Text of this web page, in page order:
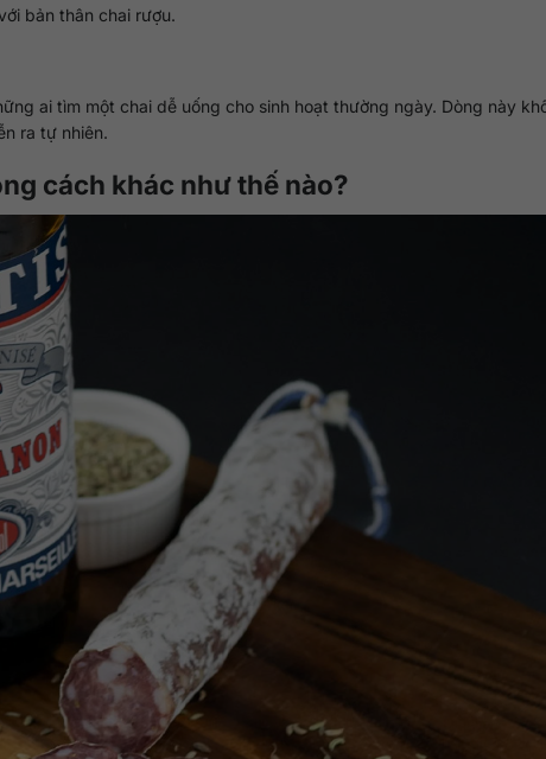
bản thân chai rượu.
ai tìm một chai dễ uống cho sinh hoạt thường ngày. Dòng này
ra tự nhiên.
cách khác như thế nào?